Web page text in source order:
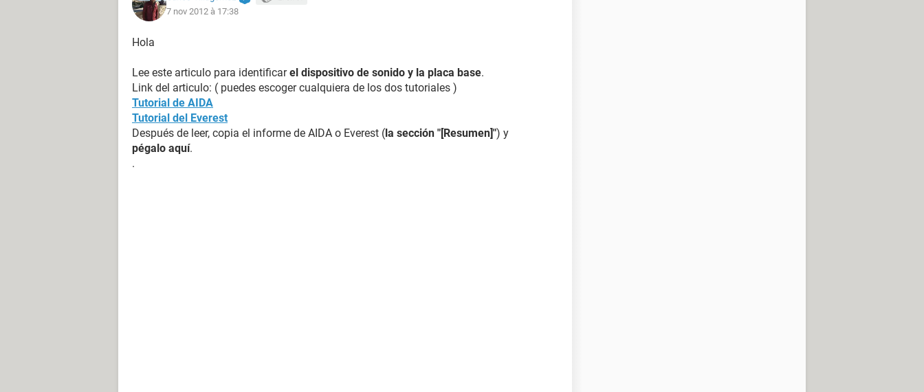
Versión de USB admitida: v2.0
Fabricante de la BIOS: Insyde Software
Versión de la BIOS: F.07
espero alguien me pueda ayudar, muchas gracias
7 nov 2012 à 17:38
Hola
Lee este articulo para identificarel dispositivo de sonido y la placa base.
Link del articulo: ( puedes escoger cualquiera de los dos tutoriales )
Tutorial de AIDA
Tutorial del Everest
Después de leer, copia el informe de AIDA o Everest (la sección "[Resumen]") y
pégalo aquí.
.